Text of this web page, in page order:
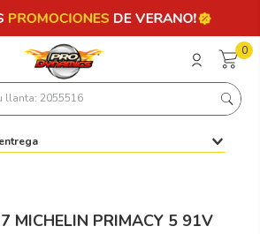
0
tu llanta: 2055516
MICHELIN PRIMACY 5 91V
Términos más buscados